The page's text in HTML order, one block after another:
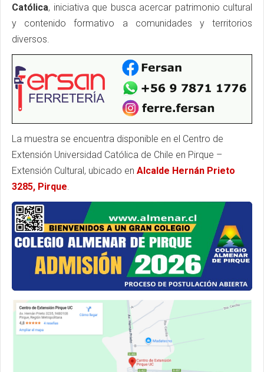
Católica, iniciativa que busca acercar patrimonio cultural
y contenido formativo a comunidades y territorios
diversos.
La muestra se encuentra disponible en el Centro de
Extensión Universidad Católica de Chile en Pirque –
Extensión Cultural, ubicado en Alcalde Hernán Prieto
3285, Pirque.